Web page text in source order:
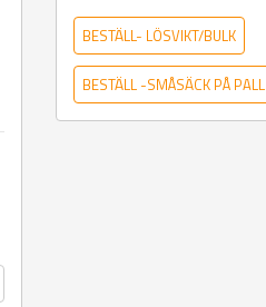
BESTÄLL- LÖSVIKT/BULK
BESTÄLL -SMÅSÄCK PÅ PALL